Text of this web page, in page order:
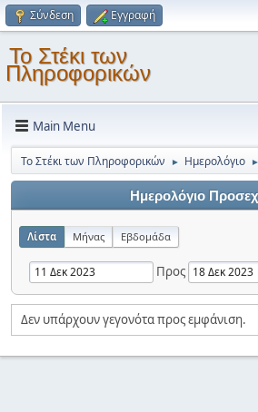
Σύνδεση Εγγραφή
Το Στέκι των
Πληροφορικών
Main Menu
Το Στέκι των Πληροφορικών ► Ημερολόγιο ►
Ημερολόγιο
Λίστα Μήνας Εβδομάδα
Προς
Δεν υπάρχουν γεγονότα προς εμφάνιση.